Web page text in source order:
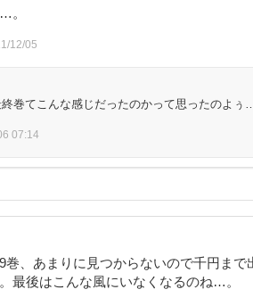
。
12/05
巻てこんな感じだったのかって思ったのよぅ…
07:14
、あまりに見つからないので千円まで
最後はこんな風にいなくなるのね…。